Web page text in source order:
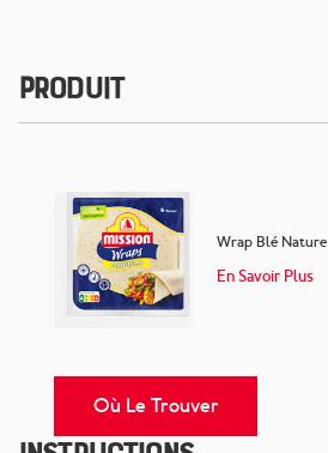
Produit
Wrap Blé Nature
En Savoir Plus
Où Le Trouver